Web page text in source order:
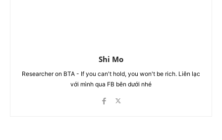
Shi Mo
Researcher on BTA - If you can't hold, you won't be rich. Liên lạc
với mình qua FB bên dưới nhé